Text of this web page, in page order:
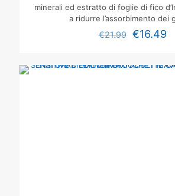
minerali ed estratto di foglie di fico
a ridurre l’assorbimento dei
€21.99 €16.49